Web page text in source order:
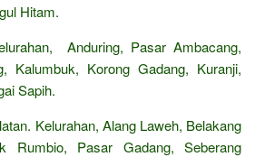
Hitam.
Anduring, Pasar Ambacang,
Kalumbuk, Korong Gadang, Kuranji,
Sapih.
Kelurahan, Alang Laweh, Belakang
Rumbio, Pasar Gadang, Seberang